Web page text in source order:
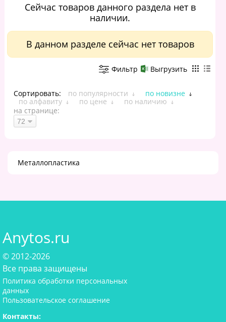
холсту
Скульптура и керамика
Стильные вещи своими
руками
Сейчас товаров данного раздела нет в
наличии.
В данном разделе сейчас нет товаров
Фильтр Выгрузить
Сортировать: по популярности
по новизне
по алфавиту
по цене
по наличию
на странице:
Металлопластика
Anytos.ru
© 2012-2026
Все права защищены
Политика обработки персональных
данных
Пользовательское соглашение
Контакты: